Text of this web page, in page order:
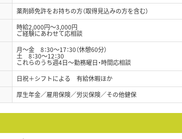
薬剤師免許をお持ちの方（取得見込みの方を含む）
時給2,000円～3,000円
ご経験にあわせて応相談
月～金 8：30～17：30（休憩60分）
土 8：30～12：30
これらのうち週4日～勤務曜日・時間応相談
日祝＋シフトによる 有給休暇ほか
厚生年金／雇用保険／労災保険／その他健保